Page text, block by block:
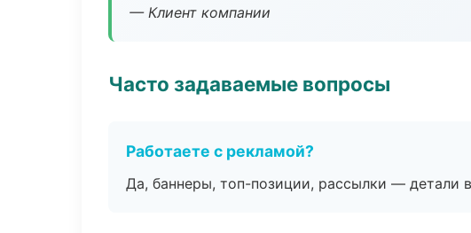
— Клиент компании
Часто задаваемые вопросы
Работаете с рекламой?
Да, баннеры, топ-позиции, рассылки — детали